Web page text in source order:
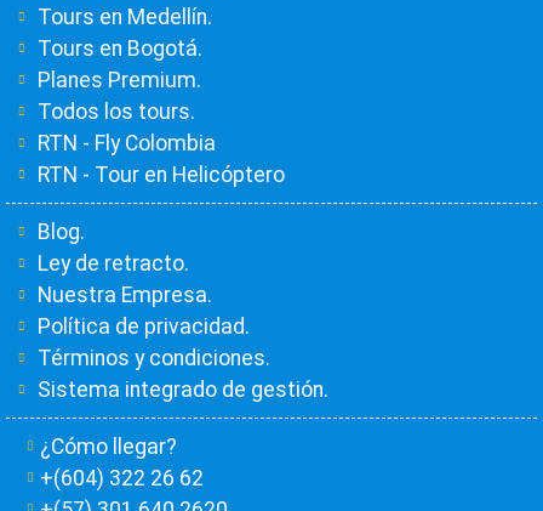
Tours en Medellín.
Tours en Bogotá.
Planes Premium.
Todos los tours.
RTN - Fly Colombia
RTN - Tour en Helicóptero
Blog.
Ley de retracto.
Nuestra Empresa.
Política de privacidad.
Términos y condiciones.
Sistema integrado de gestión.
¿Cómo llegar?
+(604) 322 26 62